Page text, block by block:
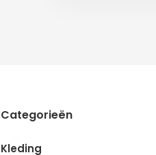
Categorieën
Kleding